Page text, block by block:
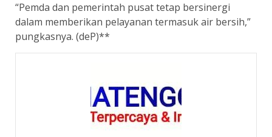
“Pemda dan pemerintah pusat tetap bersinergi
dalam memberikan pelayanan termasuk air bersih,”
pungkasnya. (deP)**